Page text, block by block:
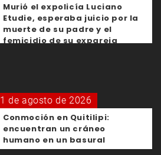
Murió el expolicía Luciano
Etudie, esperaba juicio por la
muerte de su padre y el
femicidio de su expareja
1 de agosto de 2026
Conmoción en Quitilipi:
encuentran un cráneo
humano en un basural